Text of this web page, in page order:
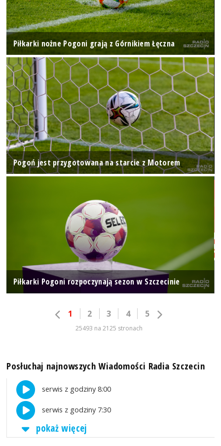
Piłkarki nożne Pogoni grają z Górnikiem Łęczna
Pogoń jest przygotowana na starcie z Motorem
Piłkarki Pogoni rozpoczynają sezon w Szczecinie
1 2 3 4 5
25493 na 2125 stronach
Posłuchaj najnowszych Wiadomości Radia Szczecin
serwis z godziny 8:00
serwis z godziny 7:30
pokaż więcej